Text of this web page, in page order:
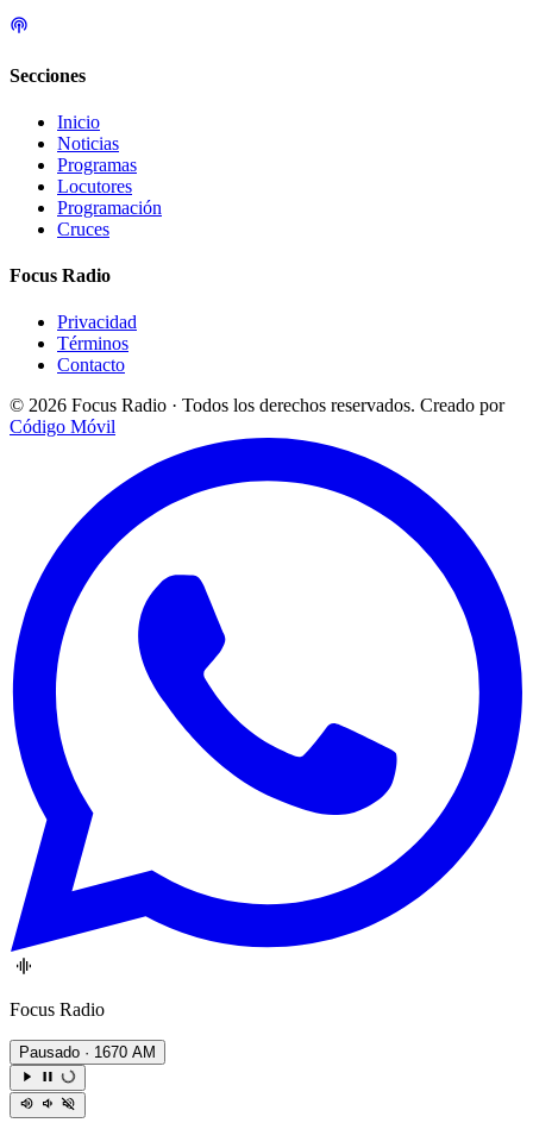
Secciones
Inicio
Noticias
Programas
Locutores
Programación
Cruces
Focus Radio
Privacidad
Términos
Contacto
© 2026 Focus Radio · Todos los derechos reservados. Creado por
Código Móvil
Focus Radio
Pausado · 1670 AM